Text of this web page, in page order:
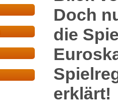
Doch
die
erklärt!